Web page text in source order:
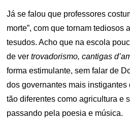
Já se falou que professores
morte”, com que tornam tediosos
tesudos. Acho que na escola
de vertrovadorismo, cantigas
forma estimulante, sem falar de
dos governantes mais
tão diferentes como agricultura e
passando pela poesia e música.